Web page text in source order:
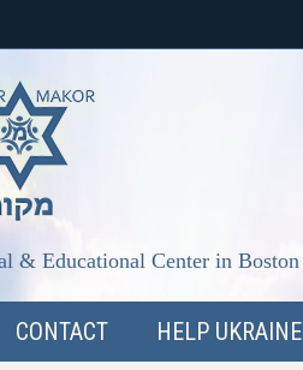
& Educational Center in Boston
CONTACT HELP UKRAINE